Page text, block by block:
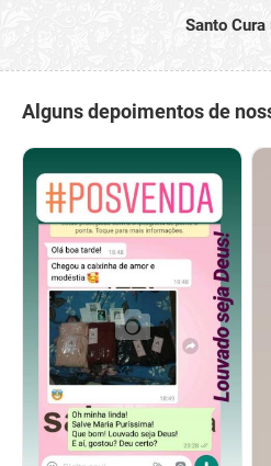
Santo Cura
Alguns depoimentos de